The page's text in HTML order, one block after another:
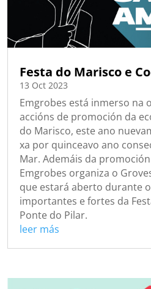
Festa do Marisco e
13 Oct 2023
Emgrobes está inmerso na
accións de promoción da
do Marisco, este ano
xa por quinceavo ano
Mar. Ademáis da
Emgrobes organiza o
que estará aberto durante
importantes e fortes da
Ponte do Pilar.
leer más